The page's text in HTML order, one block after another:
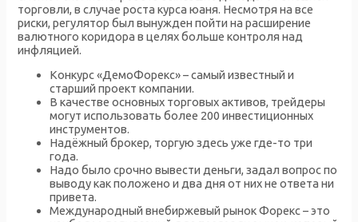
торговли, в случае роста курса юаня. Несмотря на все
риски, регулятор был вынужден пойти на расширение
валютного коридора в целях больше контроля над
инфляцией.
Конкурс «ДемоФорекс» – самый известный и
старший проект компании.
В качестве основных торговых активов, трейдеры
могут использовать более 200 инвестиционных
инструментов.
Надёжный брокер, торгую здесь уже где-то три
года.
Надо было срочно вывести деньги, задал вопрос по
выводу как положено и два дня от них не ответа ни
привета.
Международный внебиржевый рынок Форекс – это